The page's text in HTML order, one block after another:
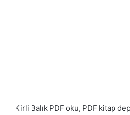
Kirli Balık PDF oku, PDF kitap